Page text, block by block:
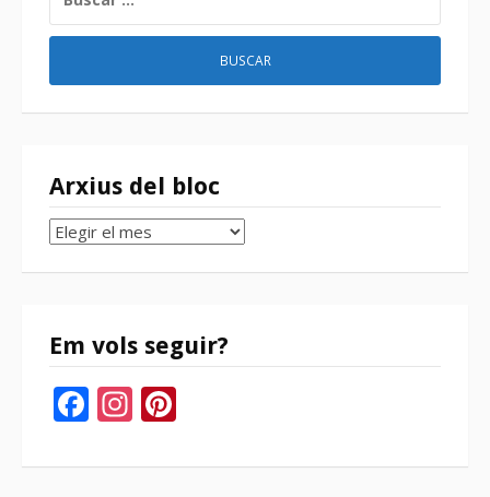
Arxius del bloc
Arxius
bloc
Em vols seguir?
Facebook
Instagram